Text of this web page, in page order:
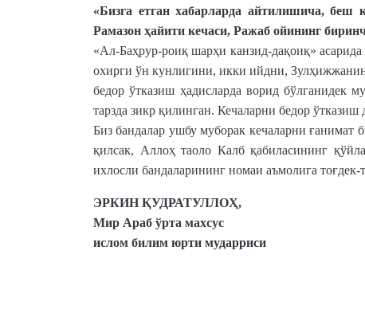
«Бизга етган хабарларда айтилишича, беш
Рамазон ҳайити кечаси, Ражаб ойининг
«Ал-Баҳрур-роиқ шарҳи канзид-дақоиқ»
охирги ўн кунлигини, икки ийдни,
бедор ўтказиш ҳадисларда ворид бўлганидек
тарзда зикр қилинган. Кечаларни бедор
Биз бандалар ушбу муборак кечаларни ғанимат
қилсак, Аллоҳ таоло Калб қабиласининг
ихлосли бандаларининг номаи аъмолига тоғдек-
ЭРКИН ҚУДРАТУЛЛОҲ,
Мир Араб ўрта махсус
ислом билим юрти мударриси